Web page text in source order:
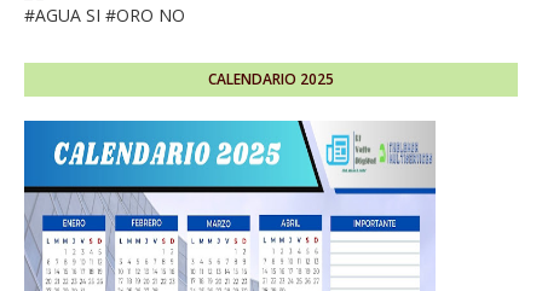
#AGUA SI #ORO NO
CALENDARIO 2025